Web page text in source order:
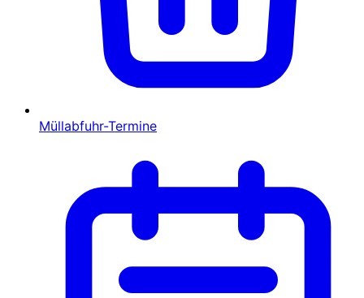
Müllabfuhr-Termine